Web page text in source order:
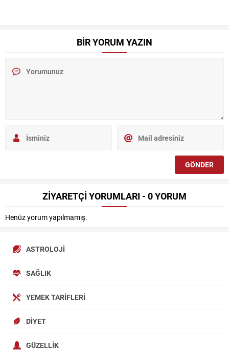
BİR YORUM YAZIN
ZİYARETÇİ YORUMLARI - 0 YORUM
Henüz yorum yapılmamış.
ASTROLOJI
SAĞLIK
YEMEK TARIFLERI
DIYET
GÜZELLIK